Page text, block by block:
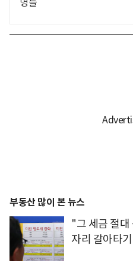
부동산 많이 본 뉴스
"그 세금 절
자리 갈아타